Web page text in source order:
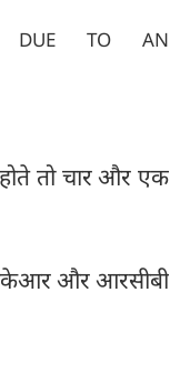
DUE TO AN
तो चार और एक
और आरसीबी